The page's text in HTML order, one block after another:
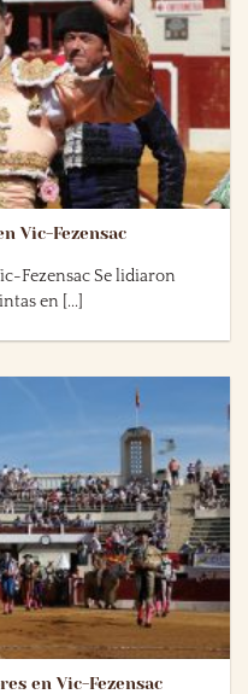
Vic-Fezensac
Fezensac Se lidiaron
en [...]
en Vic-Fezensac